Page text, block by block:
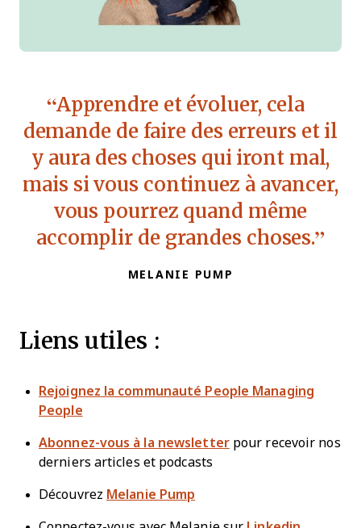
Apprendre et évoluer, cela
demande de faire des erreurs et il
y aura des choses qui iront mal,
mais si vous continuez à avancer,
vous pourrez quand même
accomplir de grandes choses.
MELANIE PUMP
Liens utiles :
Rejoignez la communauté People Managing
People
Abonnez-vous à la newsletterpour recevoir nos
derniers articles et podcasts
Découvrez Melanie Pump